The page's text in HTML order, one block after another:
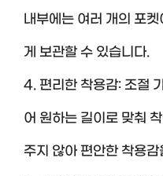
내부에는 여러 개의 포
게 보관할 수 있습니다.
4. 편리한 착용감: 조절
어 원하는 길이로 맞춰
주지 않아 편안한 착용